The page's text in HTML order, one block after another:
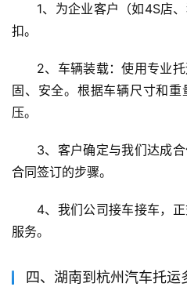
1、为企业客户（如4S店
扣。
2、车辆装载：使用专业
固、安全。根据车辆尺寸和
压。
3、客户确定与我们达成
合同签订的步骤。
4、我们公司接车接车，
服务。
四、湖南到杭州汽车托运